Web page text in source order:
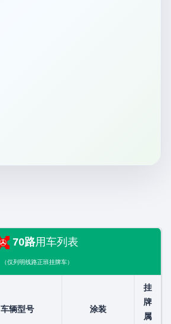
70路用车列表
（仅列明线路正班挂牌车）
车辆型号 涂装
挂
牌
属